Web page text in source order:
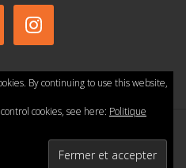
·Accueil·Confidentialité·
Contact
By continuing to use this website,
cookies, see here: Politique